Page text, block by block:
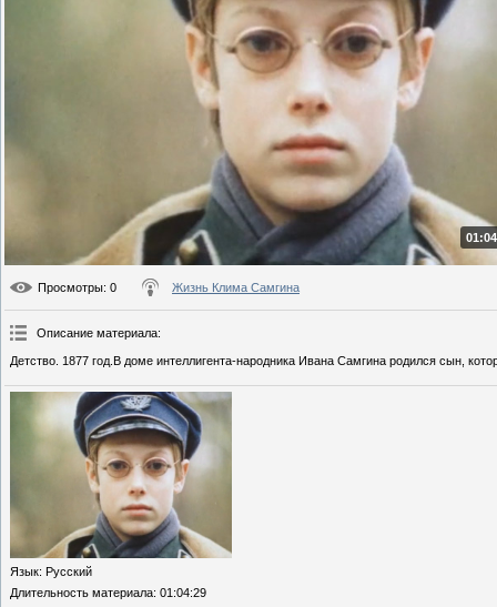
Просмотры: 0 Жизнь Клима Самгина
Описание материала:
Детство. 1877 год.В доме интеллигента-народника Ивана Самгина родился сын,
Язык: Русский
Длительность материала: 01:04:29